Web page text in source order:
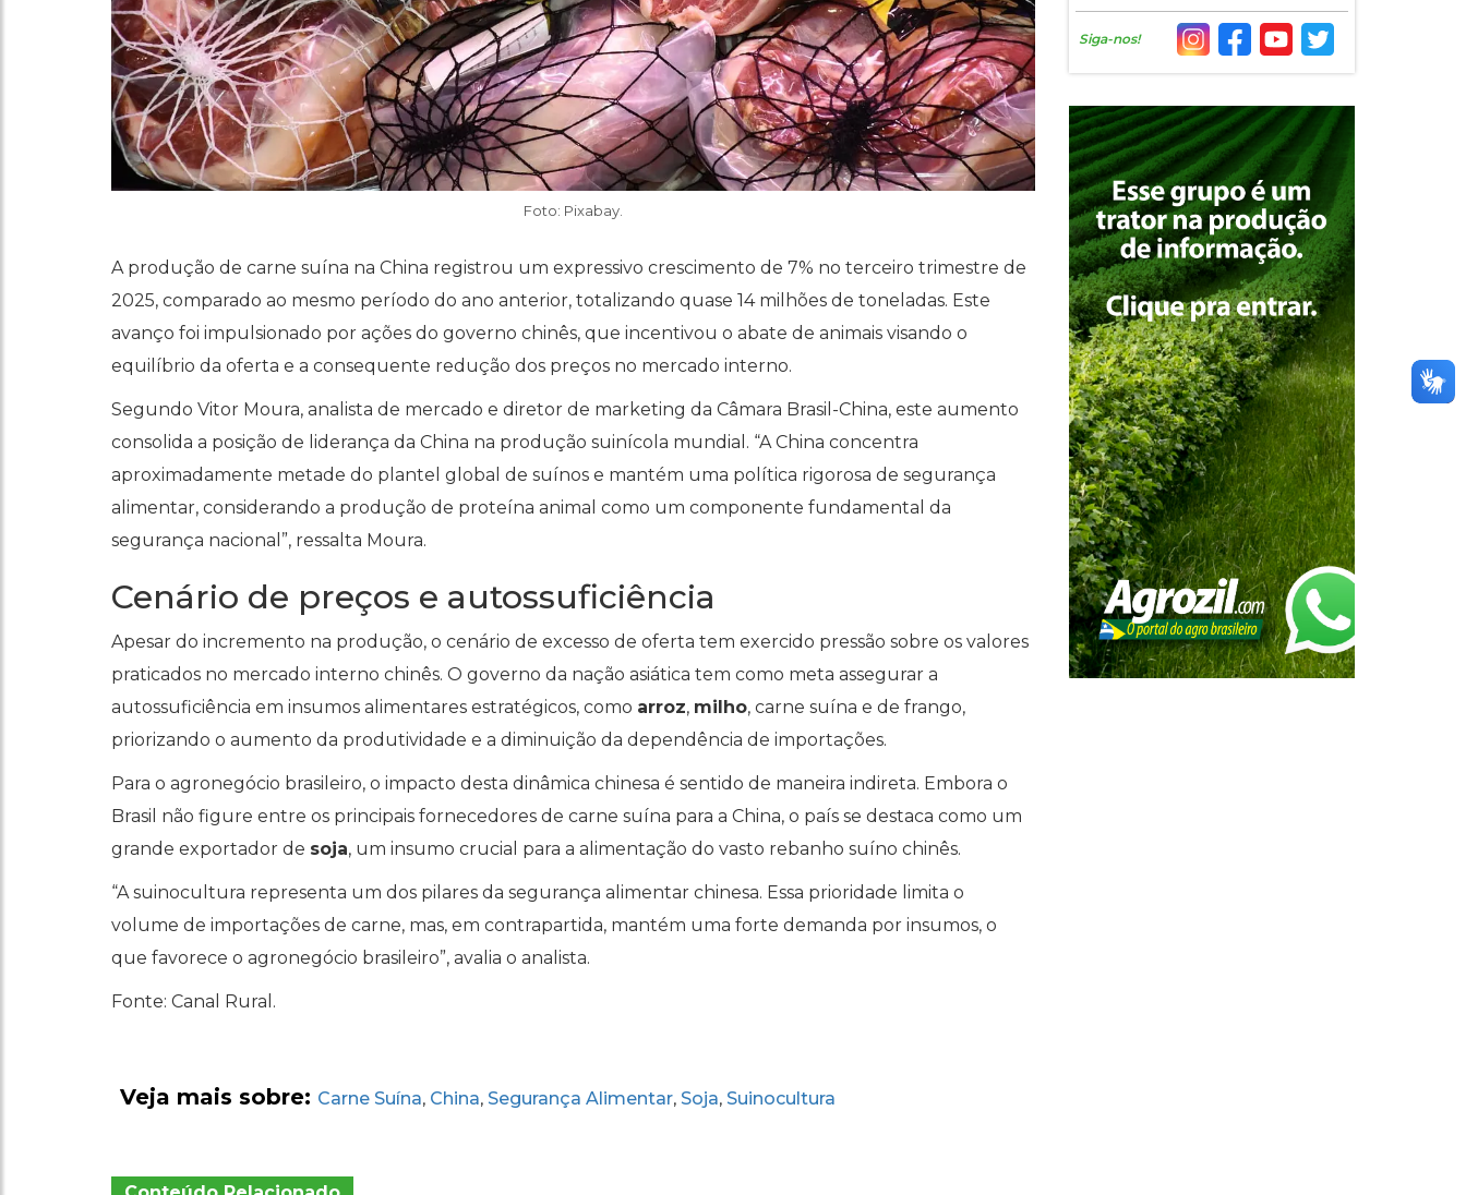
Foto: Pixabay.
A produção de carne suína na China registrou um expressivo crescimento de 7% no terceiro trimestre de
2025, comparado ao mesmo período do ano anterior, totalizando quase 14 milhões de toneladas. Este
avanço foi impulsionado por ações do governo chinês, que incentivou o abate de animais visando o
equilíbrio da oferta e a consequente redução dos preços no mercado interno.
Segundo Vitor Moura, analista de mercado e diretor de marketing da Câmara Brasil-China, este aumento
consolida a posição de liderança da China na produção suinícola mundial. “A China concentra
aproximadamente metade do plantel global de suínos e mantém uma política rigorosa de segurança
alimentar, considerando a produção de proteína animal como um componente fundamental da
segurança nacional”, ressalta Moura.
Cenário de preços e autossuficiência
Apesar do incremento na produção, o cenário de excesso de oferta tem exercido pressão sobre os valores
praticados no mercado interno chinês. O governo da nação asiática tem como meta assegurar a
autossuficiência em insumos alimentares estratégicos, como arroz, milho, carne suína e de frango,
priorizando o aumento da produtividade e a diminuição da dependência de importações.
Para o agronegócio brasileiro, o impacto desta dinâmica chinesa é sentido de maneira indireta. Embora o
Brasil não figure entre os principais fornecedores de carne suína para a China, o país se destaca como um
grande exportador de soja, um insumo crucial para a alimentação do vasto rebanho suíno chinês.
“A suinocultura representa um dos pilares da segurança alimentar chinesa. Essa prioridade limita o
volume de importações de carne, mas, em contrapartida, mantém uma forte demanda por insumos, o
que favorece o agronegócio brasileiro”, avalia o analista.
Fonte: Canal Rural.
Veja mais sobre: Carne Suína, China, Segurança Alimentar, Soja, Suinocultura
Siga-nos!